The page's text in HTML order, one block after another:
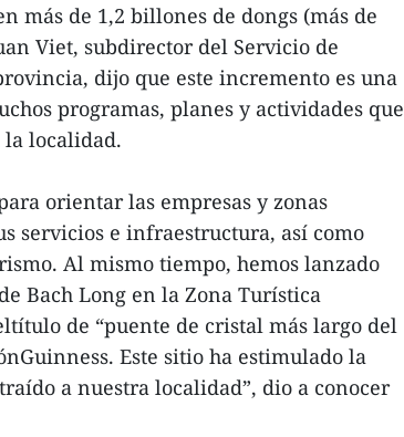
más de 1,2 billones de dongs (más de
Viet, subdirector del Servicio de
dijo que este incremento es una
programas, planes y actividades que
localidad.
orientar las empresas y zonas
servicios e infraestructura, así como
Al mismo tiempo, hemos lanzado
Bach Long en la Zona Turística
de “puente de cristal más largo del
Este sitio ha estimulado la
a nuestra localidad”, dio a conocer